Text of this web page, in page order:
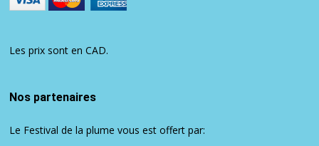
Les prix sont en CAD.
Nos partenaires
Le Festival de la plume vous est offert par: